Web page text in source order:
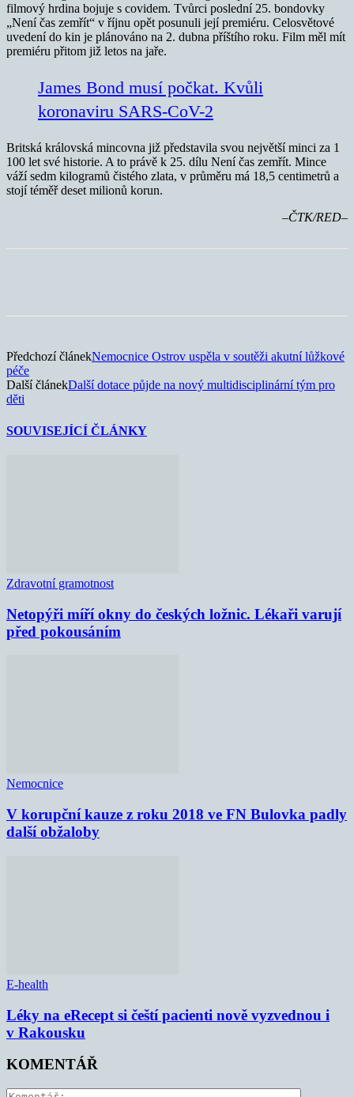
filmový hrdina bojuje s covidem. Tvůrci poslední 25. bondovky
„Není čas zemřít“ v říjnu opět posunuli její premiéru. Celosvětové
uvedení do kin je plánováno na 2. dubna příštího roku. Film měl mít
premiéru přitom již letos na jaře.
James Bond musí počkat. Kvůli
koronaviru SARS-CoV-2
Britská královská mincovna již představila svou největší minci za 1
100 let své historie. A to právě k 25. dílu Není čas zemřít. Mince
váží sedm kilogramů čistého zlata, v průměru má 18,5 centimetrů a
stojí téměř deset milionů korun.
–ČTK/RED–
Předchozí článekNemocnice Ostrov uspěla v soutěži akutní lůžkové
péče
Další článekDalší dotace půjde na nový multidisciplinární tým pro
děti
SOUVISEJÍCÍ ČLÁNKY
Zdravotní gramotnost
Netopýři míří okny do českých ložnic. Lékaři varují
před pokousáním
Nemocnice
V korupční kauze z roku 2018 ve FN Bulovka padly
další obžaloby
E-health
Léky na eRecept si čeští pacienti nově vyzvednou i
v Rakousku
KOMENTÁŘ